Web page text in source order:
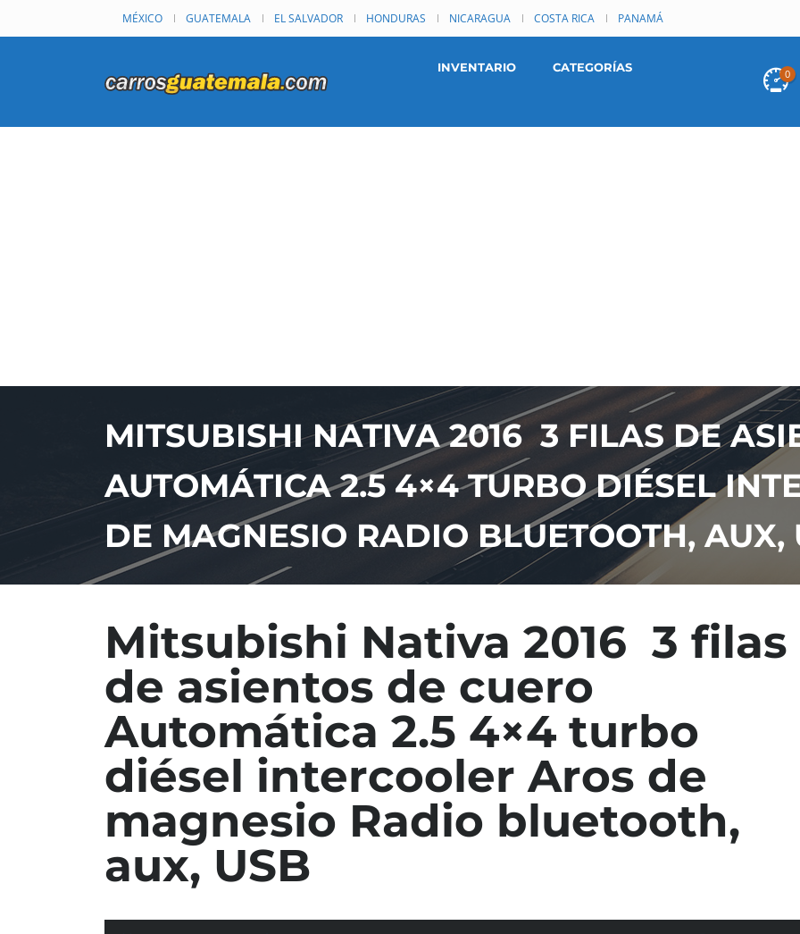
MÉXICO GUATEMALA EL SALVADOR HONDURAS NICARAGUA COSTA RICA PANAMÁ
0
INVENTARIO CATEGORÍAS
MITSUBISHI NATIVA 2016 3 FILAS DE
AUTOMÁTICA 2.5 4×4 TURBO DIÉSEL
DE MAGNESIO RADIO BLUETOOTH, AUX,
Mitsubishi Nativa 2016 3 filas
de asientos de cuero
Automática 2.5 4×4 turbo
diésel intercooler Aros de
magnesio Radio bluetooth,
aux, USB